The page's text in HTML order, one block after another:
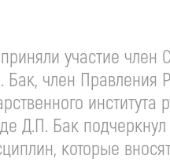
участие член
член Правления
института
Д.П. Бак
которые